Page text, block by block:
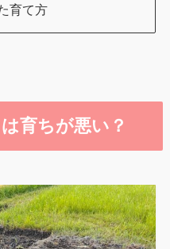
育て方
は育ちが悪い？